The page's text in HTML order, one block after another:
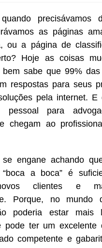
precisávamos
as páginas
ou a página de
Hoje as coisas
sabe que 99% das
respostas para seus
pela internet. E
pessoal para
chegam ao
se engane achando
a boca” é
clientes e
Porque, no mundo
poderia estar mais
pode ter um excelente
competente e